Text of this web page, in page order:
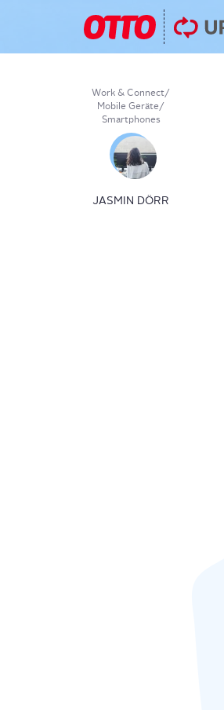
Work & Connect/
Mobile Geräte/
Smartphones
JASMIN DÖRR